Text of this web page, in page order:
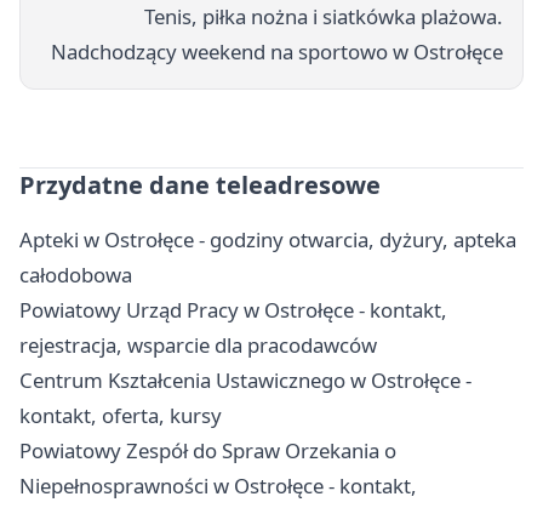
Tenis, piłka nożna i siatkówka plażowa.
Nadchodzący weekend na sportowo w Ostrołęce
Przydatne dane teleadresowe
Apteki w Ostrołęce - godziny otwarcia, dyżury, apteka
całodobowa
Powiatowy Urząd Pracy w Ostrołęce - kontakt,
rejestracja, wsparcie dla pracodawców
Centrum Kształcenia Ustawicznego w Ostrołęce -
kontakt, oferta, kursy
Powiatowy Zespół do Spraw Orzekania o
Niepełnosprawności w Ostrołęce - kontakt,